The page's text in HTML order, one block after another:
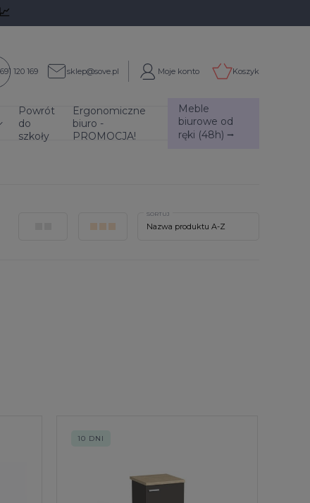
691 120 169 sklep@sove.pl Moje konto Koszyk
Powrót
do
szkoły
Ergonomiczne
biuro -
PROMOCJA!
Meble
biurowe od
ręki (48h) ⭢
SORTUJ
Nazwa produktu A-Z
10 DNI